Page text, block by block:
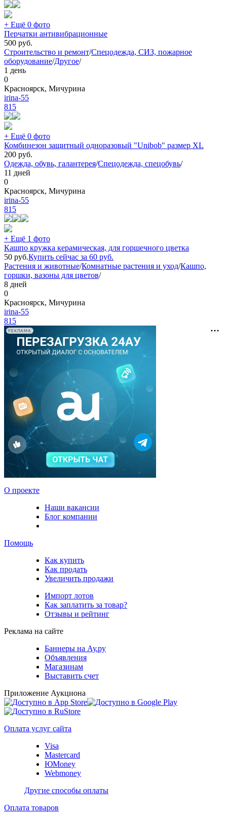
+ Ещё 0 фото
Перчатки антивибрационные
500 руб.
Строительство и ремонт/Спецодежда, СИЗ, пожарное
оборудование/Другое/
1 день
0
Красноярск, Мичурина
irina-55
815
+ Ещё 0 фото
Комбинезон защитный одноразовый "Unibob" размер XL
200 руб.
Одежда, обувь, галантерея/Спецодежда, спецобувь/
11 дней
0
Красноярск, Мичурина
irina-55
815
+ Ещё 1 фото
Кашпо кружка керамическая, для горшечного цветка
50 руб.Купить сейчас за 60 руб.
Растения и животные/Комнатные растения и уход/Кашпо,
горшки, вазоны для цветов/
8 дней
0
Красноярск, Мичурина
irina-55
815
РЕКЛАМА
О проекте
Наши вакансии
Блог компании
Помощь
Как купить
Как продать
Увеличить продажи
Импорт лотов
Как заплатить за товар?
Отзывы и рейтинг
Реклама на сайте
Баннеры на Ау.ру
Объявления
Магазинам
Выставить счет
Приложение Аукциона
Оплата услуг сайта
Visa
Mastercard
ЮMoney
Webmoney
Другие способы оплаты
Оплата товаров